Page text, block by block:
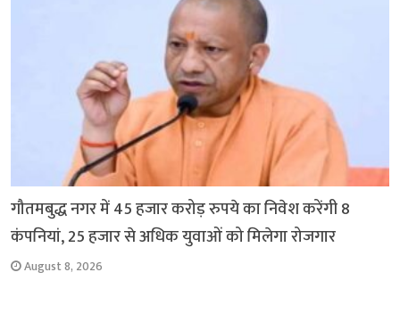
गौतमबुद्ध नगर में 45 हजार करोड़ रुपये का निवेश करेंगी 8
कंपनियां, 25 हजार से अधिक युवाओं को मिलेगा रोजगार
August 8, 2026